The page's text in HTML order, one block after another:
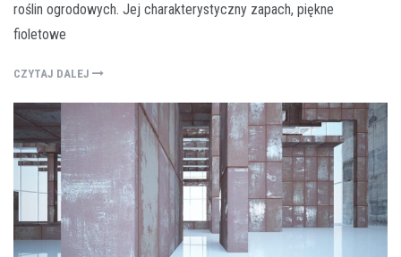
roślin ogrodowych. Jej charakterystyczny zapach, piękne
fioletowe
CZYTAJ DALEJ